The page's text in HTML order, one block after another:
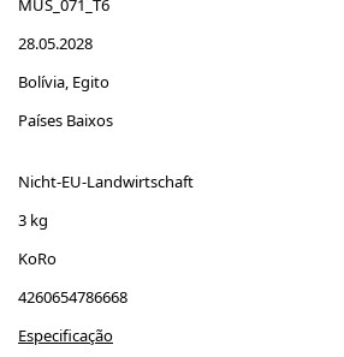
MUS_071_T6
28.05.2028
Bolívia, Egito
Países Baixos
Nicht-EU-Landwirtschaft
3 kg
KoRo
4260654786668
Especificação